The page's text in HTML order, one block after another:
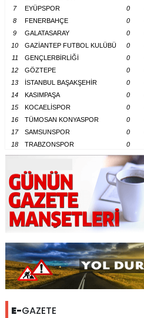
7
EYÜPSPOR 0
8
FENERBAHÇE 0
9
GALATASARAY 0
10
GAZİANTEP FUTBOL KULÜBÜ 0
11
GENÇLERBİRLİĞİ 0
12
GÖZTEPE 0
13
İSTANBUL BAŞAKŞEHİR 0
14
KASIMPAŞA 0
15
KOCAELİSPOR 0
16
TÜMOSAN KONYASPOR 0
17
SAMSUNSPOR 0
18
TRABZONSPOR 0
E-GAZETE